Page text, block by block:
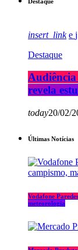
insert_link
Destaque
revela
today20/02/
Últimas Notícias
Vodafone
meteorologia